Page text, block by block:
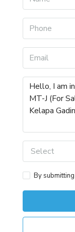
Select
By